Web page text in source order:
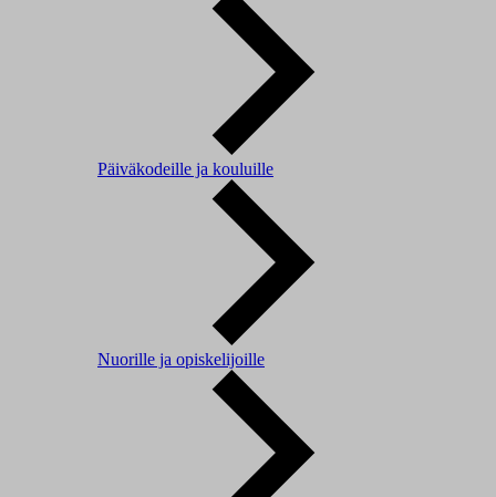
Päiväkodeille ja kouluille
Nuorille ja opiskelijoille